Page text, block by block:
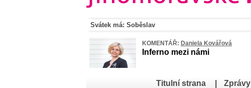
Svátek má: Soběslav
KOMENTÁŘ: Daniela Kovářová
Inferno mezi námi
Titulní strana Zprávy